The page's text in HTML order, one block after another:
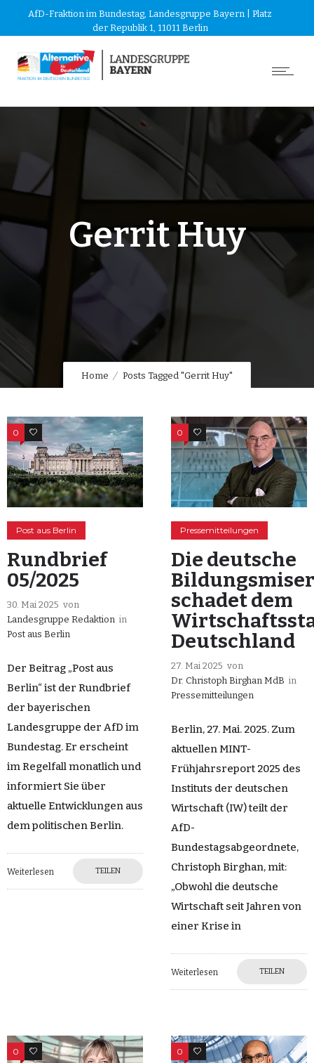
AfD-Fraktion im Bundestag, Landesgruppe Bayern | Platz
der Republik 1, 11011 Berlin
Gerrit Huy
Home Posts Tagged "Gerrit Huy"
0 0
Post aus Berlin
Rundbrief
05/2025
30. Mai 2025 von
Landesgruppe Redaktion in
Post aus Berlin
Der Beitrag „Post aus
Berlin“ ist der Rundbrief
der bayerischen
Landesgruppe der AfD im
Bundestag. Er erscheint
im Regelfall monatlich und
informiert Sie über
aktuelle Entwicklungen aus
dem politischen Berlin.
Weiterlesen TEILEN
0 0
Pressemitteilungen
Die deutsche
schadet dem
Deutschland
27. Mai 2025 von
Dr. Christoph Birghan MdB in
Pressemitteilungen
Berlin, 27. Mai. 2025. Zum
aktuellen MINT-
Frühjahrsreport 2025 des
Instituts der deutschen
Wirtschaft (IW) teilt der
AfD-
Bundestagsabgeordnete,
Christoph Birghan, mit:
„Obwohl die deutsche
Wirtschaft seit Jahren von
einer Krise in
Weiterlesen TEILEN
0 0 0 0